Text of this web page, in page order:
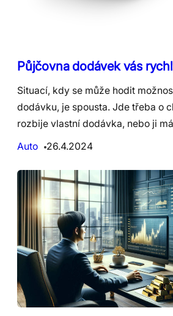
Půjčovna dodávek vás
Situací, kdy se může hodit
dodávku, je spousta. Jde třeba o
rozbije vlastní dodávka, nebo ji
Auto
26.4.2024